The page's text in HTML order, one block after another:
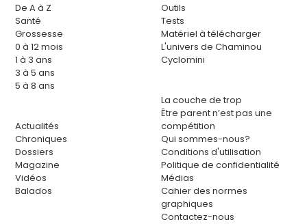
De A à Z
Santé
Grossesse
0 à 12 mois
1 à 3 ans
3 à 5 ans
5 à 8 ans
Actualités
Chroniques
Dossiers
Magazine
Vidéos
Balados
Outils
Tests
Matériel à télécharger
L'univers de Chaminou
Cyclomini
La couche de trop
Être parent n’est pas une
compétition
Qui sommes-nous?
Conditions d'utilisation
Politique de confidentialité
Médias
Cahier des normes
graphiques
Contactez-nous